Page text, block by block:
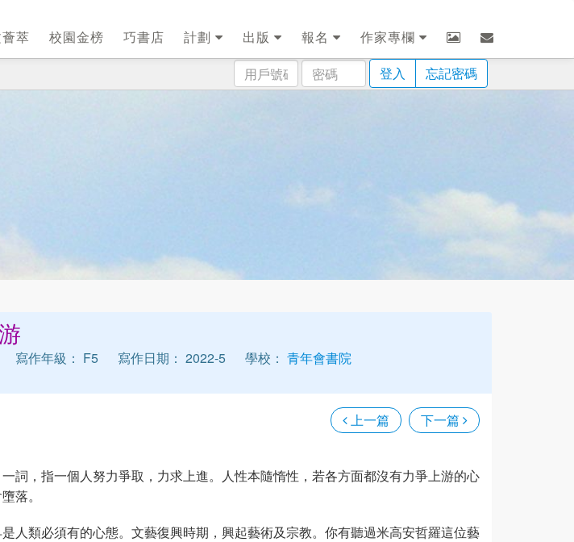
萃 校園金榜 巧書店 計劃 出版 報名
作家專欄
用
戶
密
碼
登入 忘記密碼
寫作年級： F5 寫作日期： 2022-5 學校： 青年會書院
上一篇 下一篇
一詞，指一個人努力爭取，力求上進。人性本隨惰性，若各方面都沒有力爭上游的心
落。
人類必須有的心態。文藝復興時期，興起藝術及宗教。你有聽過米高安哲羅這位藝